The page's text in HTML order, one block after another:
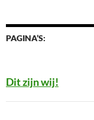
PAGINA’S:
Dit zijn wij!